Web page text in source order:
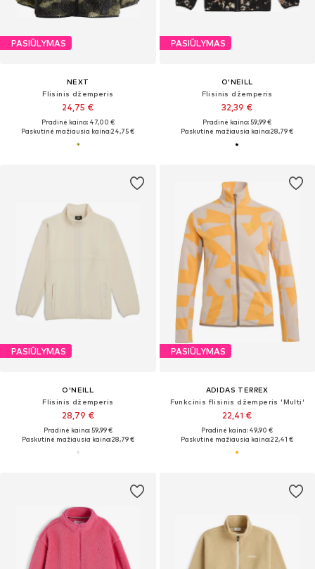
PASIŪLYMAS
NEXT
Flisinis džemperis
24,75 €
Pradinė kaina: 47,00 €
Paskutinė mažiausia kaina:24,75 €
PASIŪLYMAS
O'NEILL
Flisinis džemperis
32,39 €
Pradinė kaina: 59,99 €
Paskutinė mažiausia kaina:28,79 €
PASIŪLYMAS
O'NEILL
Flisinis džemperis
28,79 €
Pradinė kaina: 59,99 €
Paskutinė mažiausia kaina:28,79 €
PASIŪLYMAS
ADIDAS TERREX
Funkcinis flisinis džemperis 'Multi'
22,41 €
Pradinė kaina: 49,90 €
Paskutinė mažiausia kaina:22,41 €